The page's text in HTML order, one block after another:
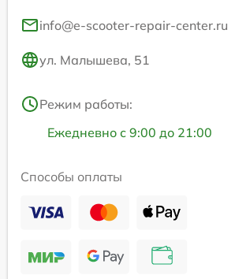
info@e-scooter-repair-center.ru
ул. Малышева, 51
Режим работы:
Ежедневно с 9:00 до 21:00
Способы оплаты